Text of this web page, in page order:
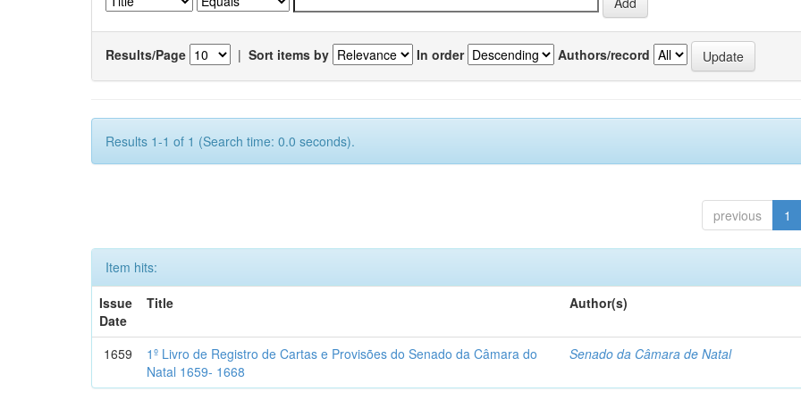
Results/Page | Sort items by In order Authors/record
Results 1-1 of 1 (Search time: 0.0 seconds).
previous 1
Item hits:
Issue
Date
Title Author(s)
1659
1º Livro de Registro de Cartas e Provisões do Senado da Câmara do
Natal 1659- 1668
Senado da Câmara de Natal